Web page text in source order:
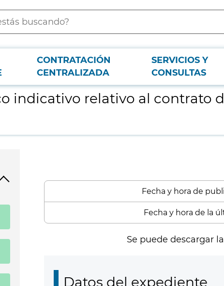
CONTRATACIÓN
CENTRALIZADA
SERVICIOS Y
CONSULTAS
contrato de Línea 6 sistemas de explotación ferroviarios
indicativo relativo al contrato
Fecha y hora de
Fecha y hora de la
Se puede descargar
Datos del expediente